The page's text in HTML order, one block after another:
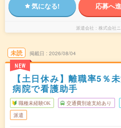
気になる! 応募へ
派遣会社 株式会社
未読
NEW
掲載日 2026/08/04
【土日休み】離職率5％
病院で看護助手
職種未経験OK 交通費別途支給あり
派遣